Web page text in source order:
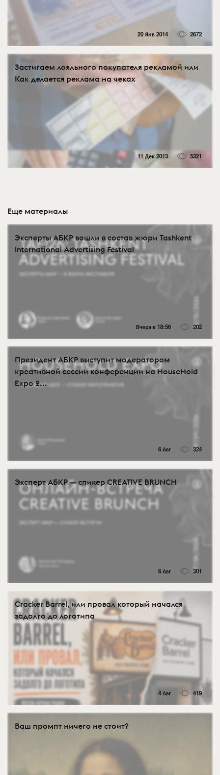
20 Янв 2014 2672
Застигаем лояльного покупателя рекламой или
Как делается реклама на чеках
11 Дек 2013 5321
Еще материалы
Эксперты АБКР вошли в состав жюри Tashkent
International Advertising Festival
Вчера в 18:56 202
Президент АБКР выступит модератором
креативной сессии конференции на HouseHold
Expo 2...
6 Авг 324
Эксперт АБКР — спикер CREATIVE BRUNCH
6 Авг 301
Cracker Barrel, или провал который начался
задолго до логотипа
4 Авг 419
Ваш промпт ничего не стоит?